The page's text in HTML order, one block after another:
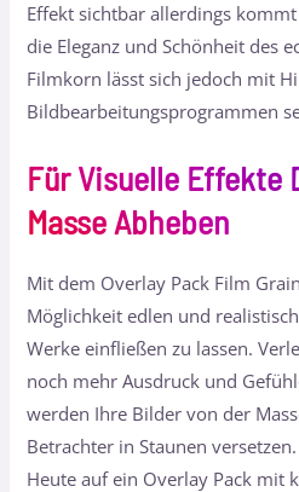
Effekt sichtbar allerdings
die Eleganz und Schönheit des
Filmkorn lässt sich jedoch mit
Bildbearbeitungsprogrammen
Für Visuelle Effekte
Masse Abheben
Mit dem Overlay Pack Film
Möglichkeit edlen und
Werke einfließen zu lassen.
noch mehr Ausdruck und
werden Ihre Bilder von der
Betrachter in Staunen
Heute auf ein Overlay Pack mit